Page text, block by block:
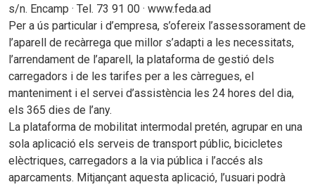
s/n. Encamp · Tel. 73 91 00 · www.feda.ad
Per a ús particular i d’empresa, s’ofereix l’assessorament de
l’aparell de recàrrega que millor s’adapti a les necessitats,
l’arrendament de l’aparell, la plataforma de gestió dels
carregadors i de les tarifes per a les càrregues, el
manteniment i el servei d’assistència les 24 hores del dia,
els 365 dies de l’any.
La plataforma de mobilitat intermodal pretén, agrupar en una
sola aplicació els serveis de transport públic, bicicletes
elèctriques, carregadors a la via pública i l’accés als
aparcaments. Mitjançant aquesta aplicació, l’usuari podrà